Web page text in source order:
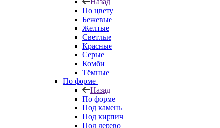
Назад
По цвету
Бежевые
Жёлтые
Светлые
Красные
Серые
Комби
Тёмные
По форме
Назад
По форме
Под камень
Под кирпич
Под дерево